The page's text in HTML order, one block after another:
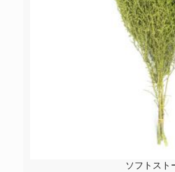
ソフトスト